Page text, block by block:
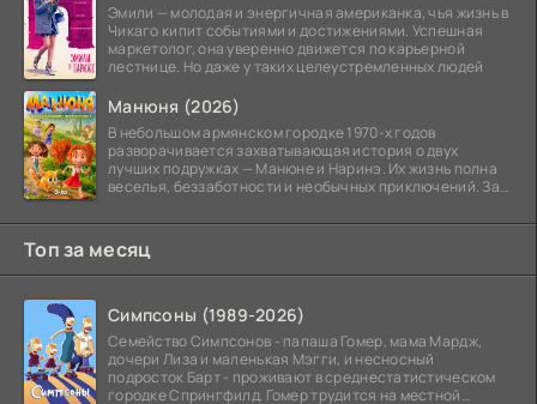
Эмили — молодая и энергичная американка, чья жизнь в
Чикаго кипит событиями и достижениями. Успешная
маркетолог, она уверенно движется по карьерной
лестнице. Но даже у таких целеустремленных людей
Манюня (2026)
В небольшом армянском городке 1970-х годов
разворачивается захватывающая история о двух
лучших подружках — Манюне и Наринэ. Их жизнь полна
веселья, беззаботности и необычных приключений. За
Топ за месяц
Симпсоны (1989-2026)
Семейство Симпсонов - папаша Гомер, мама Мардж,
дочери Лиза и маленькая Мэгги, и несносный
подросток Барт - проживают в среднестатистическом
городке Спрингфилд. Гомер трудится на местной